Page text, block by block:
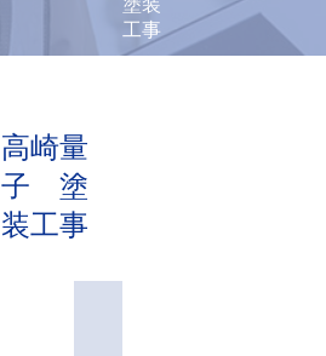
塗装
工事
高崎量
子 塗
装工事